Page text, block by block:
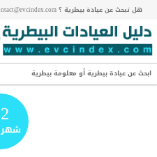
هل تبحث عن عيادة بيطرية ؟ contact@evcindex.com
ابحث عن عيادة بيطرية أو معلومة بيطرية